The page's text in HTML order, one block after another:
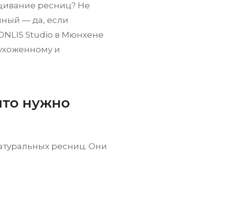
ресниц? Не
— да, если
Studio в Мюнхене
и
нужно
ресниц. Они